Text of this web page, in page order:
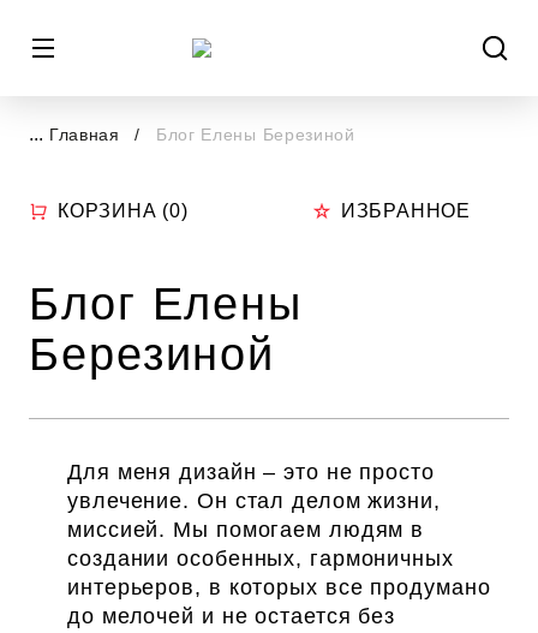
... Главная Блог Елены Березиной
КОРЗИНА (0) ИЗБРАННОЕ
Блог Елены
Березиной
Для меня дизайн – это не просто
увлечение. Он стал делом жизни,
миссией. Мы помогаем людям в
создании особенных, гармоничных
интерьеров, в которых все продумано
до мелочей и не остается без